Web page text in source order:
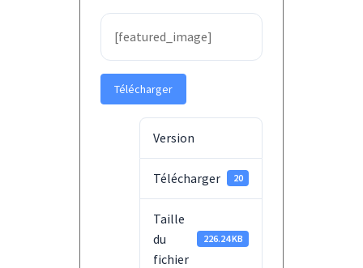
[featured_image]
Télécharger
Version
Télécharger 20
Taille
du
fichier
226.24 KB